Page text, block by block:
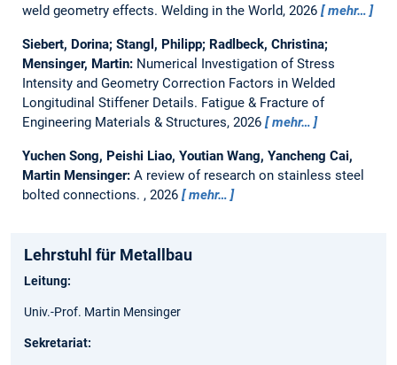
weld geometry effects. Welding in the World, 2026 mehr…
Siebert, Dorina; Stangl, Philipp; Radlbeck, Christina;
Mensinger, Martin: Numerical Investigation of Stress
Intensity and Geometry Correction Factors in Welded
Longitudinal Stiffener Details. Fatigue & Fracture of
Engineering Materials & Structures, 2026
mehr…
Yuchen Song, Peishi Liao, Youtian Wang, Yancheng Cai,
Martin Mensinger: A review of research on stainless steel
bolted connections. , 2026 mehr…
Lehrstuhl für Metallbau
Leitung:
Univ.-Prof. Martin Mensinger
Sekretariat: